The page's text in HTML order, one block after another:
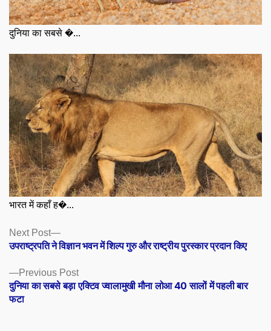
दुनिया का सबसे �...
भारत में कहाँ ह�...
Posts
navigation
Previous PostPrevious
post:
दुनिया का सबसे बड़ा एक्टिव ज्वालामुखी मौना लोआ 40 सालों में पहली बार
फटा
Next Post
Next
post:
उपराष्ट्रपति ने विज्ञान भवन में शिल्प गुरु और राष्ट्रीय पुरस्कार प्रदान किए